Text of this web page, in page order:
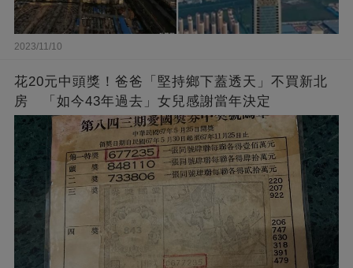
2023/11/10
花20元中頭獎！爸爸「堅持鄉下蓋透天」不買新北
房 「如今43年過去」女兒感謝當年決定